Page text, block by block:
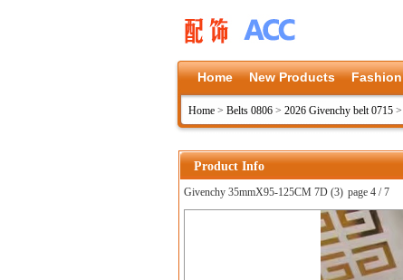
Home New Products Fashion
Home > Belts 0806 > 2026 Givenchy belt 0715 >
Product Info
Givenchy 35mmX95-125CM 7D (3) page 4 / 7